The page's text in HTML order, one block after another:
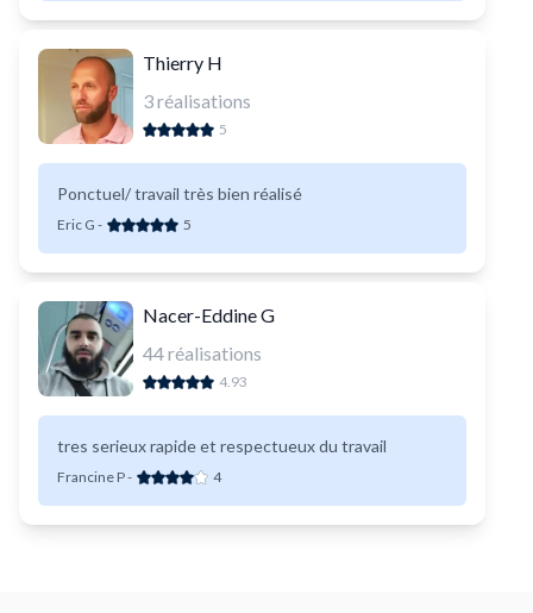
Thierry H
3réalisations
5
Ponctuel/ travail très bien réalisé
Eric G - 5
Nacer-Eddine G
44réalisations
4.93
tres serieux rapide et respectueux du travail
Francine P- 4